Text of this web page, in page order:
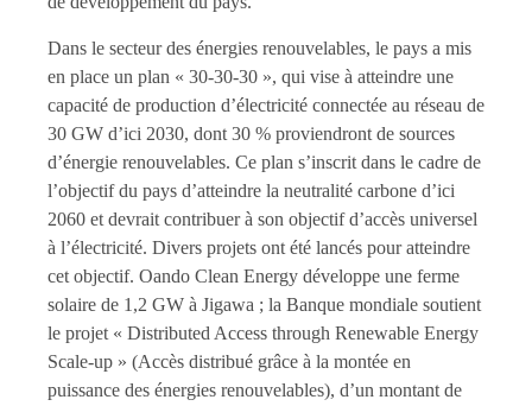
Dans le secteur des énergies renouvelables, le pays a mis
en place un plan « 30-30-30 », qui vise à atteindre une
capacité de production d’électricité connectée au réseau de
30 GW d’ici 2030, dont 30 % proviendront de sources
d’énergie renouvelables. Ce plan s’inscrit dans le cadre de
l’objectif du pays d’atteindre la neutralité carbone d’ici
2060 et devrait contribuer à son objectif d’accès universel
à l’électricité. Divers projets ont été lancés pour atteindre
cet objectif. Oando Clean Energy développe une ferme
solaire de 1,2 GW à Jigawa ; la Banque mondiale soutient
le projet « Distributed Access through Renewable Energy
Scale-up » (Accès distribué grâce à la montée en
puissance des énergies renouvelables), d’un montant de